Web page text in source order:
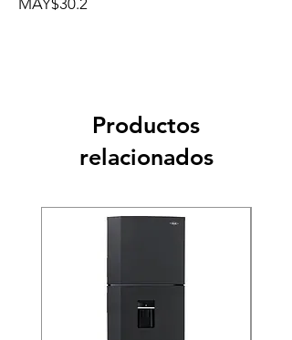
MAY$30.2
Productos
relacionados